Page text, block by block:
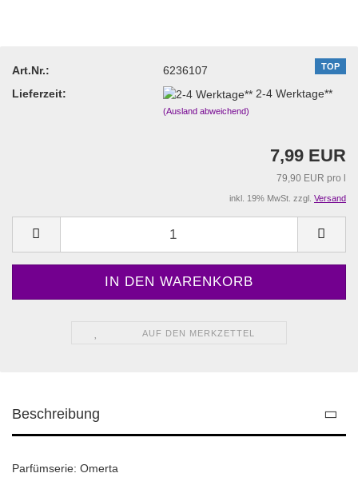
TOP
Art.Nr.:
6236107
Lieferzeit:
2-4 Werktage**
(Ausland abweichend)
7,99 EUR
79,90 EUR pro l
inkl. 19% MwSt. zzgl. Versand
AUF DEN MERKZETTEL
Beschreibung
Parfümserie: Omerta